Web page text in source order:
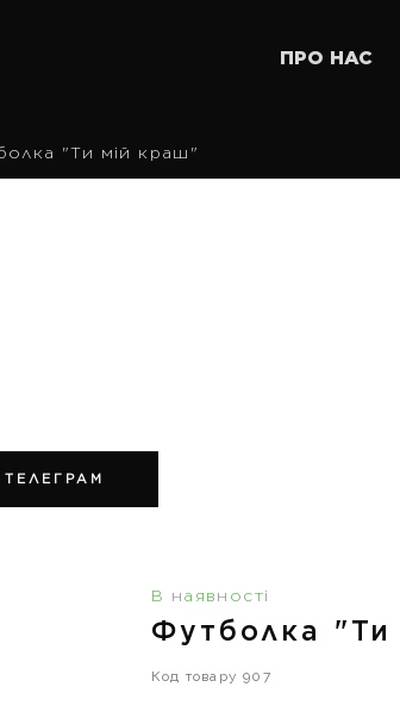
ПРО НАС
"Ти мій краш"
В наявності
Футболка
Код товару 907